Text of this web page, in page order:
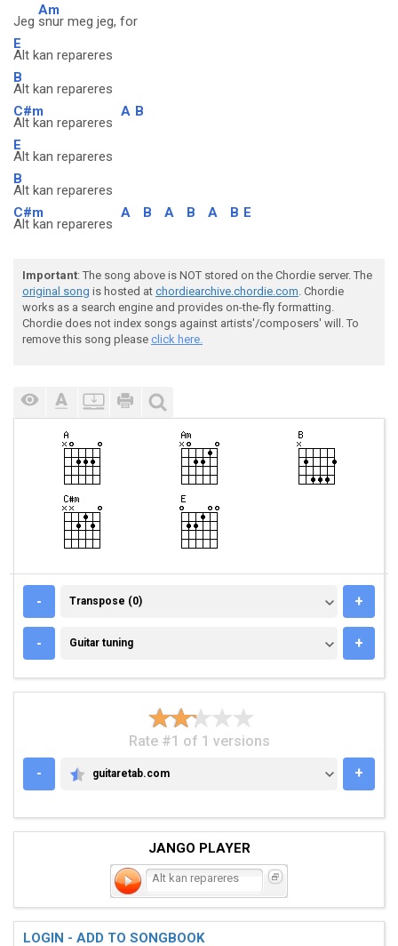
Jeg
Am
snur meg jeg, for
E
Alt kan repareres
B
Alt kan repareres
C#m
Alt kan repareres
A B
E
Alt kan repareres
B
Alt kan repareres
C#m
Alt kan repareres
A B A B A B E
Important: The song above is NOT stored on the Chordie server. The
original song is hosted at chordiearchive.chordie.com. Chordie
works as a search engine and provides on-the-fly formatting.
Chordie does not index songs against artists'/composers' will. To
remove this song please click here.
- TRANSPOSE (0)
Transpose (0) +
- GUITAR TUNING
Guitar tuning +
Rate #1 of 1 versions
-
GUITARETAB.COM
guitaretab.com +
JANGO PLAYER
Alt kan repareres
LOGIN - ADD TO SONGBOOK